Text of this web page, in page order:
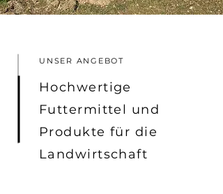
UNSER ANGEBOT
Hochwertige
Futtermittel und
Produkte für die
Landwirtschaft